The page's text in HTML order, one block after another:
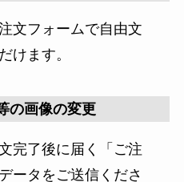
文フォームで自由文
けます。
の画像の変更
完了後に届く「ご注
ータをご送信くださ